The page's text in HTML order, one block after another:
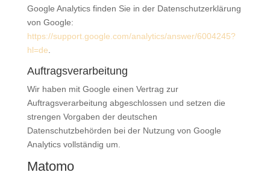
Google Analytics finden Sie in der Datenschutzerklärung
von Google:
https://support.google.com/analytics/answer/6004245?
hl=de
Auftragsverarbeitung
Wir haben mit Google einen Vertrag zur
Auftragsverarbeitung abgeschlossen und setzen die
strengen Vorgaben der deutschen
Datenschutzbehörden bei der Nutzung von Google
Analytics vollständig um.
Matomo